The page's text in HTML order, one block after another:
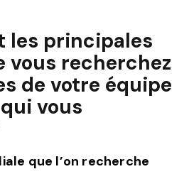
les principales
vous recherchez
de votre équipe
vous
que l’on recherche